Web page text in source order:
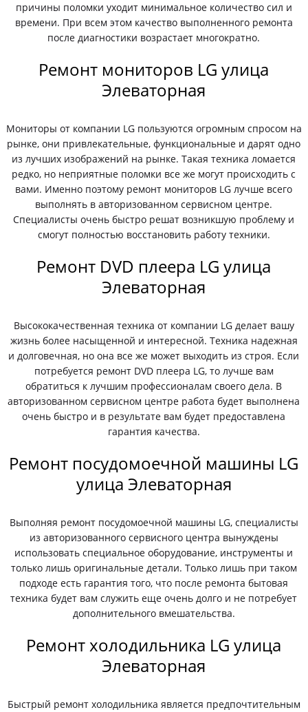
причины поломки уходит минимальное количество сил и
времени. При всем этом качество выполненного ремонта
после диагностики возрастает многократно.
Ремонт мониторов LG улица
Элеваторная
Мониторы от компании LG пользуются огромным спросом на
рынке, они привлекательные, функциональные и дарят одно
из лучших изображений на рынке. Такая техника ломается
редко, но неприятные поломки все же могут происходить с
вами. Именно поэтому ремонт мониторов LG лучше всего
выполнять в авторизованном сервисном центре.
Специалисты очень быстро решат возникшую проблему и
смогут полностью восстановить работу техники.
Ремонт DVD плеера LG улица
Элеваторная
Высококачественная техника от компании LG делает вашу
жизнь более насыщенной и интересной. Техника надежная
и долговечная, но она все же может выходить из строя. Если
потребуется ремонт DVD плеера LG, то лучше вам
обратиться к лучшим профессионалам своего дела. В
авторизованном сервисном центре работа будет выполнена
очень быстро и в результате вам будет предоставлена
гарантия качества.
Ремонт посудомоечной машины LG
улица Элеваторная
Выполняя ремонт посудомоечной машины LG, специалисты
из авторизованного сервисного центра вынуждены
использовать специальное оборудование, инструменты и
только лишь оригинальные детали. Только лишь при таком
подходе есть гарантия того, что после ремонта бытовая
техника будет вам служить еще очень долго и не потребует
дополнительного вмешательства.
Ремонт холодильника LG улица
Элеваторная
Быстрый ремонт холодильника является предпочтительным